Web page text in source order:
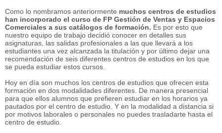
Como lo nombramos anteriormente muchos centros de estudios
han incorporado el curso de FP Gestión de Ventas y Espacios
Comerciales a sus catálogos de formación. Es por esto que
nuestro equipo de trabajo decidió conocer en detalles sus
asignaturas, las salidas profesionales a las que llevará a los
estudiantes una vez alcanzada la titulación y por último dejar una
recomendación de seis diferentes centros de estudios en los que
se pueda estudiar estos cursos.
Hoy en día son muchos los centros de estudios que ofrecen esta
formación en dos modalidades diferentes. De manera presencial
para que ellos alumnos que prefieren estudiar en los horarios ya
pautados por el centro de estudio. Y en la modalidad a distancia si
por motivos laborales o personales no puedes trasladarte hasta el
centro de estudio.